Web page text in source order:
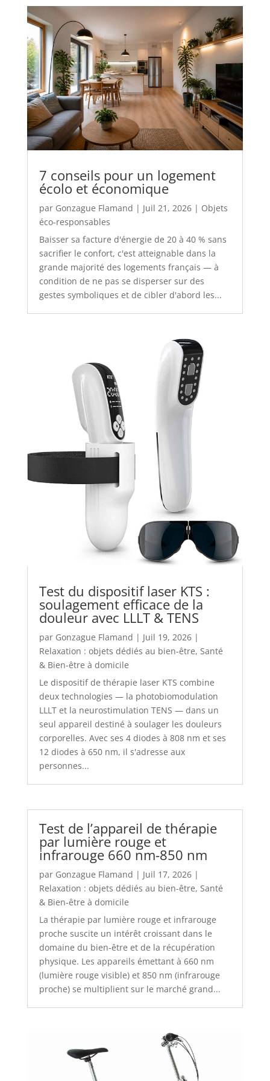
7 conseils pour un logement
écolo et économique
par Gonzague Flamand | Juil 21, 2026| Objets
éco-responsables
Baisser sa facture d'énergie de 20 à 40 % sans
sacrifier le confort, c'est atteignable dans la
grande majorité des logements français — à
condition de ne pas se disperser sur des
gestes symboliques et de cibler d'abord les...
Test du dispositif laser KTS :
soulagement efficace de la
douleur avec LLLT & TENS
par Gonzague Flamand | Juil 19, 2026|
Relaxation : objets dédiés au bien-être, Santé
& Bien-être à domicile
Le dispositif de thérapie laser KTS combine
deux technologies — la photobiomodulation
LLLT et la neurostimulation TENS — dans un
seul appareil destiné à soulager les douleurs
corporelles. Avec ses 4 diodes à 808 nm et ses
12 diodes à 650 nm, il s'adresse aux
personnes...
Test de l’appareil de thérapie
par lumière rouge et
infrarouge 660 nm-850 nm
par Gonzague Flamand | Juil 17, 2026|
Relaxation : objets dédiés au bien-être, Santé
& Bien-être à domicile
La thérapie par lumière rouge et infrarouge
proche suscite un intérêt croissant dans le
domaine du bien-être et de la récupération
physique. Les appareils émettant à 660 nm
(lumière rouge visible) et 850 nm (infrarouge
proche) se multiplient sur le marché grand...